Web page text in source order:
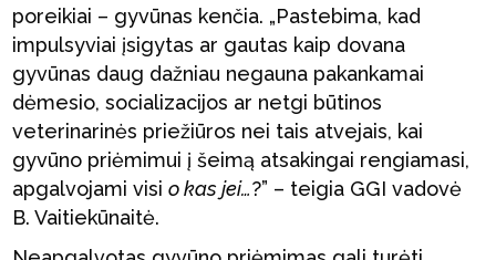
poreikiai – gyvūnas kenčia. „Pastebima, kad
impulsyviai įsigytas ar gautas kaip dovana
gyvūnas daug dažniau negauna pakankamai
dėmesio, socializacijos ar netgi būtinos
veterinarinės priežiūros nei tais atvejais, kai
gyvūno priėmimui į šeimą atsakingai rengiamasi,
apgalvojami visio kas jei…?” – teigia GGI vadovė
B. Vaitiekūnaitė.